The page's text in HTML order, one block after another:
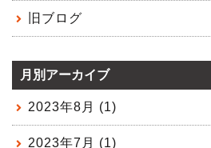
旧ブログ
月別アーカイブ
2023年8月 (1)
2023年7月 (1)